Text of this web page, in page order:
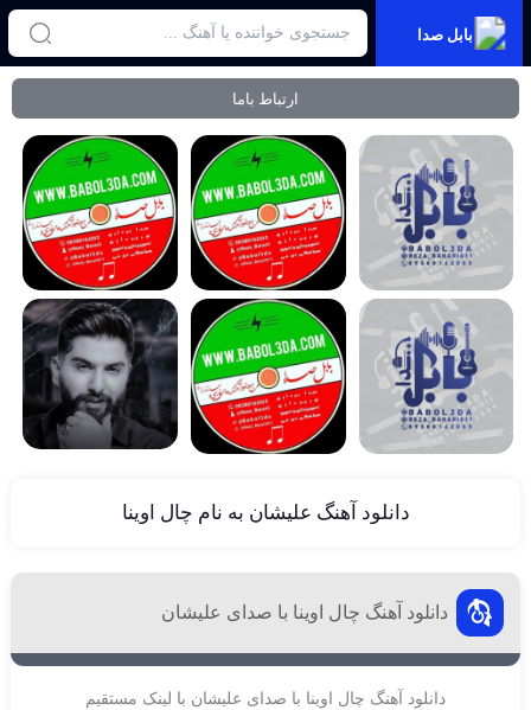
بابل صدا
ارتباط باما
دانلود آهنگ علیشان به نام چال اوینا
دانلود آهنگ چال اوینا با صدای علیشان
دانلود آهنگ چال اوینا با صدای علیشان با لینک مستقیم